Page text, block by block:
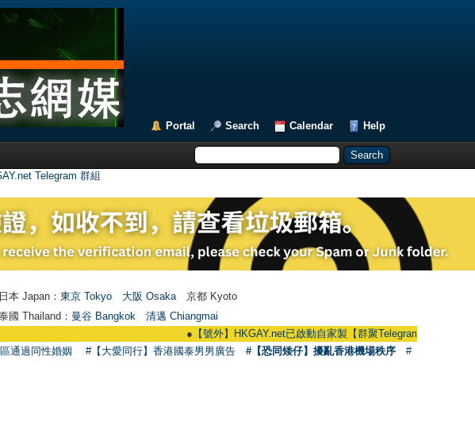
Portal Search Calendar Help
Telegram 群組
本 Japan： 東京 Tokyo 大阪 Osaka 京都 Kyoto
國 Thailand： 曼谷 Bangkok
清邁 Chiangmai
【號外】HKGAY.net已啟動自家製【群聚Telegram群組】
通過同性婚姻 #【大愛同行】香港國泰男男廣告 #【恐同矮仔】擾亂香港機場秩序
#